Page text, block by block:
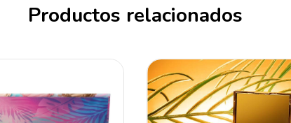
Productos relacionados